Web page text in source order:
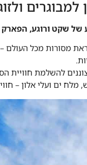
שקט ורוגע,
מסורות מכל העולם –
להשלמת חוויית
מלח ים ועלי אלון –